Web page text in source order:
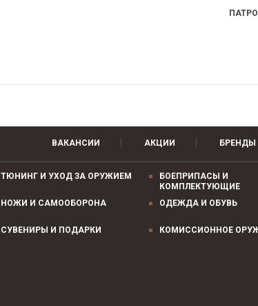
ВАКАНСИИ АКЦИИ БРЕНДЫ
ТЮНИНГ И УХОД ЗА ОРУЖИЕМ
БОЕПРИПАСЫ И
КОМПЛЕКТУЮЩИЕ
НОЖИ И САМООБОРОНА ОДЕЖДА И ОБУВЬ
СУВЕНИРЫ И ПОДАРКИ КОМИССИОННОЕ